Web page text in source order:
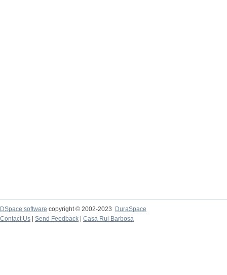
DSpace software copyright © 2002-2023
DuraSpace
Contact Us
Send Feedback Casa Rui Barbosa